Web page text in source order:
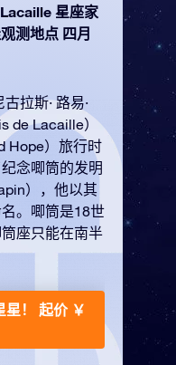
星座家
测地点 四月
拉斯· 路易·
de Lacaille）
Hope）旅行时
念唧筒的发明
），他以其
。唧筒是18世
座只能在南半
！ 起价 ￥